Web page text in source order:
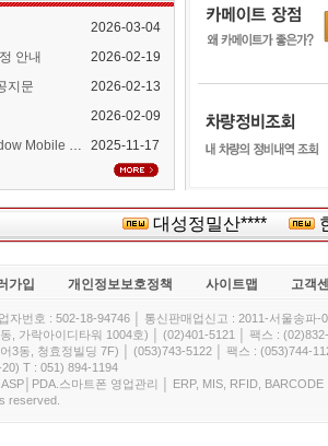
2026-03-04
안내
2026-02-19
지문
2026-02-13
2026-02-09
윈도우 11 25H 버전부터 Window Mobile Device Center 지원 중단 안내
2025-11-17
대성정밀산**** 한
가입 개인정보보호정책 사이트맵 고객
자번호 : 502-18-94746 │ 통신판매업신고 : 2011-서울송파-
, 가락아이디타워 1004호) │ (02)401-5121 │ 팩스 :
3동, 청효정빌딩 7F) │ (053)743-5122 │ 팩스 : (053)744-
T : 051) 894-1194
스마트폰 영업관리 │ ERP, MIS, RFID, BARCODE
reserved.